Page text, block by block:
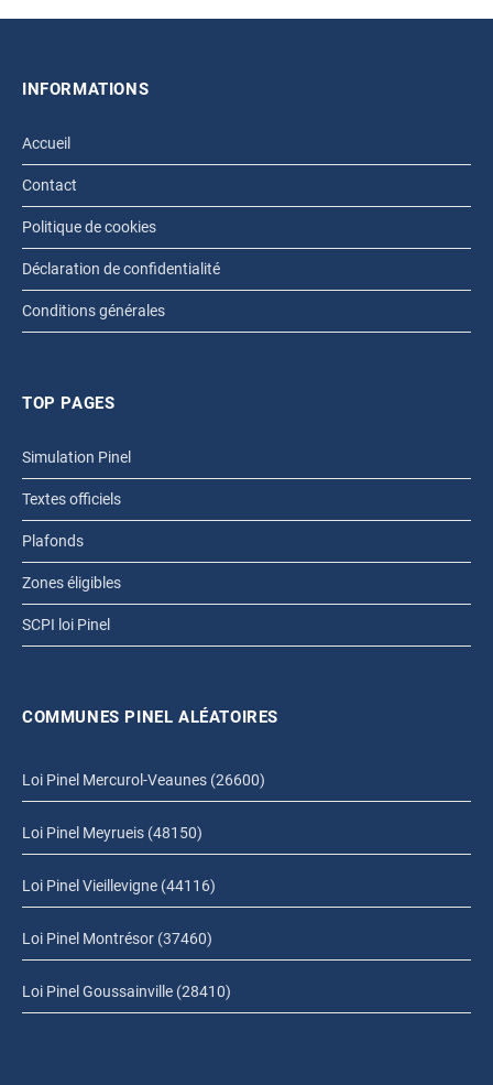
INFORMATIONS
Accueil
Contact
Politique de cookies
Déclaration de confidentialité
Conditions générales
TOP PAGES
Simulation Pinel
Textes officiels
Plafonds
Zones éligibles
SCPI loi Pinel
COMMUNES PINEL ALÉATOIRES
Loi Pinel Mercurol-Veaunes (26600)
Loi Pinel Meyrueis (48150)
Loi Pinel Vieillevigne (44116)
Loi Pinel Montrésor (37460)
Loi Pinel Goussainville (28410)